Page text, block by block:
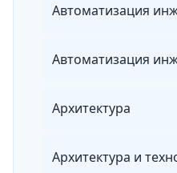
Архитектура